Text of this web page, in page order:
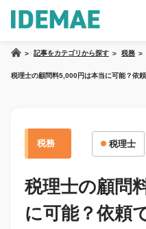
記事をカテゴリから探す 税務
税理士の顧問料5,000円は本当に可能？依
税務 税理士
税理士の顧問
に可能？依頼